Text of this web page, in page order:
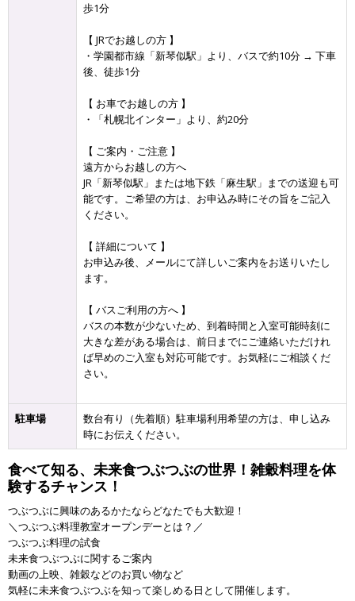
歩1分
【 JRでお越しの方 】
・学園都市線「新琴似駅」より、バスで約10分 → 下車
後、徒歩1分
【 お車でお越しの方 】
・「札幌北インター」より、約20分
【 ご案内・ご注意 】
遠方からお越しの方へ
JR「新琴似駅」または地下鉄「麻生駅」までの送迎も可
能です。ご希望の方は、お申込み時にその旨をご記入
ください。
【 詳細について 】
お申込み後、メールにて詳しいご案内をお送りいたし
ます。
【 バスご利用の方へ 】
バスの本数が少ないため、到着時間と入室可能時刻に
大きな差がある場合は、前日までにご連絡いただけれ
ば早めのご入室も対応可能です。お気軽にご相談くだ
さい。
駐車場
数台有り（先着順）駐車場利用希望の方は、申し込み
時にお伝えください。
食べて知る、未来食つぶつぶの世界！雑穀料理を体
験するチャンス！
つぶつぶに興味のあるかたならどなたでも大歓迎！
＼つぶつぶ料理教室オープンデーとは？／
つぶつぶ料理の試食
未来食つぶつぶに関するご案内
動画の上映、雑穀などのお買い物など
気軽に未来食つぶつぶを知って楽しめる日として開催します。